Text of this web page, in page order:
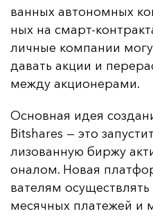
ван­ных ав­то­ном­ных
ных на смарт-
лич­ные ком­па­нии
да­вать ак­ции и
меж­ду ак­ци­оне­ра­ми.
Ос­нов­ная идея
Bitshares — это
ли­зо­ван­ную бир­жу
она­лом. Но­вая
ва­те­лям
ме­сяч­ных пла­те­жей и